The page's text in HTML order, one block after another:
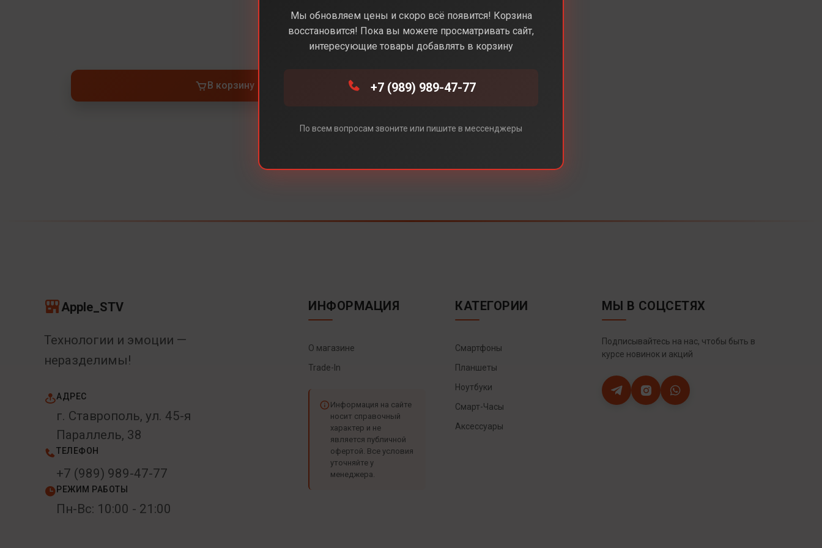
Под заказ
В корзину
Apple_STV
Технологии и эмоции —
неразделимы!
АДРЕС
г. Ставрополь, ул. 45-я
Параллель, 38
ТЕЛЕФОН
+7 (989) 989-47-77
РЕЖИМ РАБОТЫ
Пн-Вс: 10:00 - 21:00
ИНФОРМАЦИЯ
О магазине
Trade-In
Информация на сайте
носит справочный
характер и не
является публичной
офертой. Все условия
уточняйте у
менеджера.
КАТЕГОРИИ
Смартфоны
Планшеты
Ноутбуки
Смарт-Часы
Аксессуары
МЫ В СОЦСЕТЯХ
Подписывайтесь на нас, чтобы быть в
курсе новинок и акций
Мы обновляем цены и скоро всё появится! Корзина
восстановится! Пока вы можете просматривать сайт,
интересующие товары добавлять в корзину
+7 (989) 989-47-77
По всем вопросам звоните или пишите в мессенджеры